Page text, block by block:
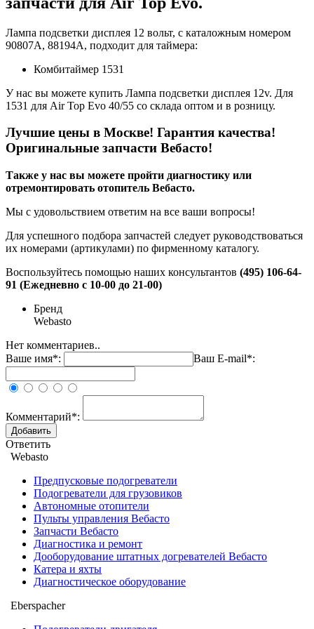
Лампа подсветки дисплея 12 вольт, с каталожным номером
90807A, 88194А, подходит для таймера:
Комбитаймер 1531
У нас вы можете купить Лампа подсветки дисплея 12v. Для
1531 для Air Top Evo 40/55 со склада оптом и в розницу.
Лучшие цены в Москве! Гарантия качества!
Оригинальные запчасти Вебасто!
Также у нас вы можете пройти диагностику или
отремонтировать отопитель Вебасто.
Мы с удовольствием ответим на все ваши вопросы!
Для успешного подбора запчастей следует руководствоваться
их номерами (артикулами) по фирменному каталогу.
Воспользуйтесь помощью наших консультантов (495) 106-64-
91 (Ежедневно с 10-00 до 21-00)
Бренд
Webasto
Нет комментариев..
Ваше имя*:
Ваш E-mail*:
Комментарий*:
Ответить
Webasto
Предпусковые подогреватели
Подогреватели для грузовиков
Автономные отопители
Пульты управления Вебасто
Запчасти Вебасто
Диагностика и ремонт
Дооборудование штатных догревателей Вебасто
Катера и яхты
Диагностическое оборудование
Eberspacher